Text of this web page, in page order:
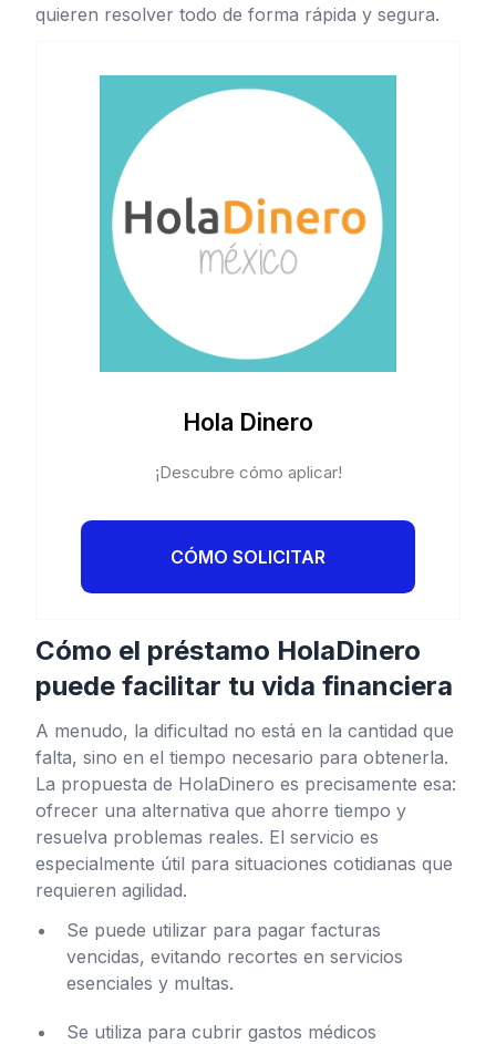
quieren resolver todo de forma rápida y segura.
Hola Dinero
¡Descubre cómo aplicar!
CÓMO SOLICITAR
Cómo el préstamo HolaDinero
puede facilitar tu vida financiera
A menudo, la dificultad no está en la cantidad que
falta, sino en el tiempo necesario para obtenerla.
La propuesta de HolaDinero es precisamente esa:
ofrecer una alternativa que ahorre tiempo y
resuelva problemas reales. El servicio es
especialmente útil para situaciones cotidianas que
requieren agilidad.
Se puede utilizar para pagar facturas
vencidas, evitando recortes en servicios
esenciales y multas.
Se utiliza para cubrir gastos médicos